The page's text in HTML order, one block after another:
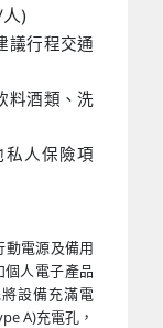
)
議行程交通
料酒類、洗
人保險項
動電源及備用
人電子產品
設備充滿電
A)充電孔，